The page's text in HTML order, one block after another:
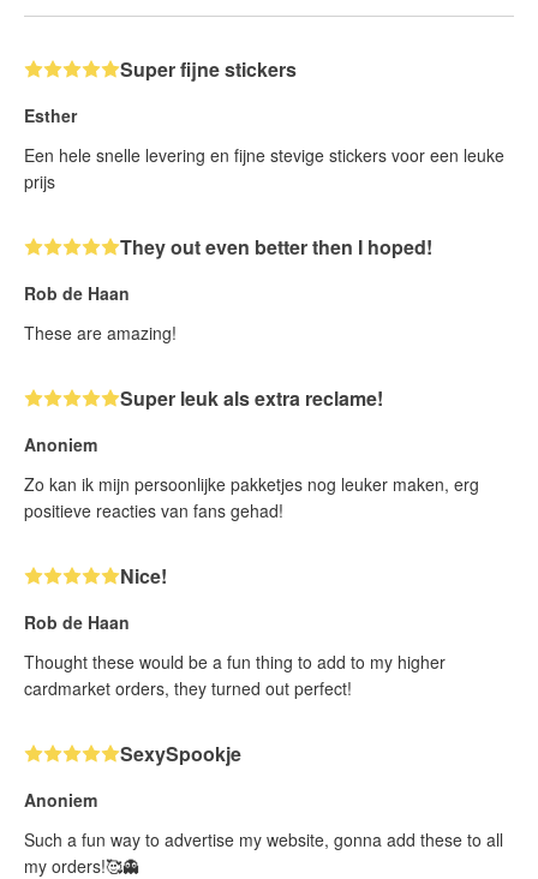
Super fijne stickers
Esther
Een hele snelle levering en fijne stevige stickers voor een leuke
prijs
They out even better then I hoped!
Rob de Haan
These are amazing!
Super leuk als extra reclame!
Anoniem
Zo kan ik mijn persoonlijke pakketjes nog leuker maken, erg
positieve reacties van fans gehad!
Nice!
Rob de Haan
Thought these would be a fun thing to add to my higher
cardmarket orders, they turned out perfect!
SexySpookje
Anoniem
Such a fun way to advertise my website, gonna add these to all
my orders!🥰👻